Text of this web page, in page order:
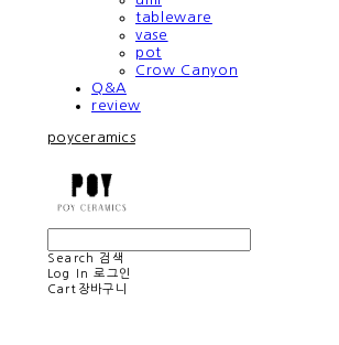
tableware
vase
pot
Crow Canyon
Q&A
review
poyceramics
Search
검색
Log In 로그인
Cart 장바구니